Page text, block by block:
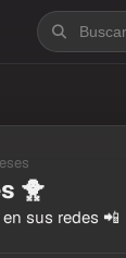
🐥
sus redes 📲